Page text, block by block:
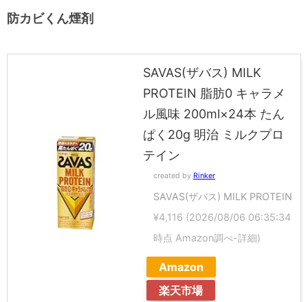
防カビくん煙剤
SAVAS(ザバス) MILK
PROTEIN 脂肪0 キャラメ
ル風味 200ml×24本 たん
ぱく20g 明治 ミルクプロ
テイン
created by Rinker
SAVAS(ザバス) MILK PROTEIN
¥4,116 (2026/08/06 06:35:34
時点 Amazon調べ-詳細)
Amazon
楽天市場